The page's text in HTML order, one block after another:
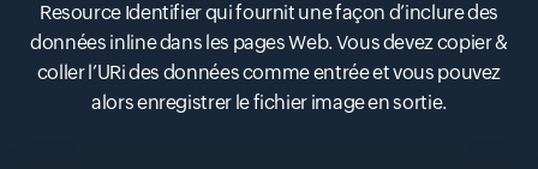
Resource Identifier qui fournit une façon d’inclure des
données inline dans les pages Web. Vous devez copier &
coller l’URi des données comme entrée et vous pouvez
alors enregistrer le fichier image en sortie.